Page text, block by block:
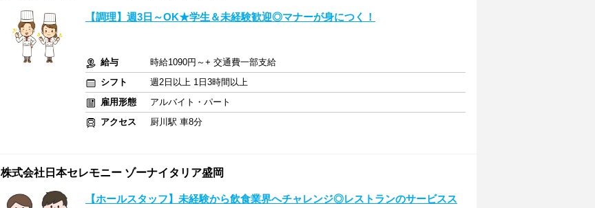
【調理】週3日～OK★学生＆未経験歓迎◎マナーが身につく！
給与
時給1090円～+ 交通費一部支給
シフト
週2日以上 1日3時間以上
雇用形態
アルバイト・パート
アクセス
厨川駅 車8分
株式会社日本セレモニー ゾーナイタリア盛岡
【ホールスタッフ】未経験から飲食業界へチャレンジ◎レストランのサービスス